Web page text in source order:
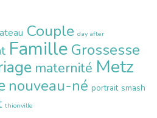
Couple day after
Famille Grossesse
maternité Metz
nouveau-né portrait smash
thionville